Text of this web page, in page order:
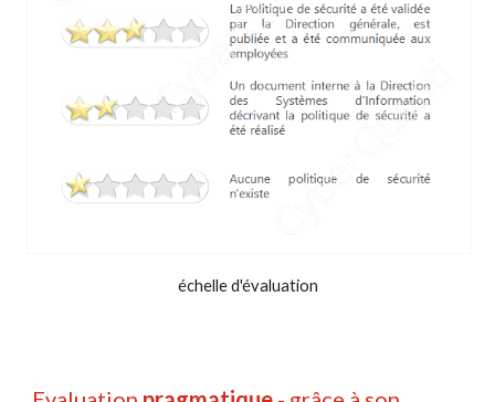
échelle d'évaluation